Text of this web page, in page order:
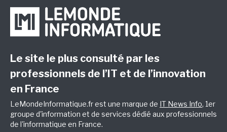
Le site le plus consulté par les
professionnels de l’IT et de l’innovation
en France
LeMondeInformatique.fr est une marque de IT News Info, 1er
groupe d'information et de services dédié aux professionnels
de l'informatique en France.